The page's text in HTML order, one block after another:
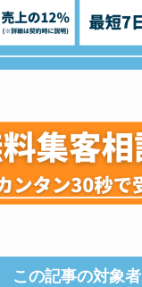
この記事の対象者